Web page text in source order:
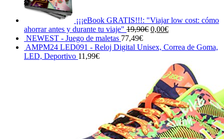
40,50€.32,09€.
¡¡¡eBook GRATIS!!!: "Viajar low cost: cómo
ahorrar antes y durante tu viaje" 19,90€ El
original
19,90€.
0,00€El
actual
0,00€.
NEWEST - Juego de maletas 77,49€
AMPM24 LED091 - Reloj Digital Unisex, Correa de Goma,
LED, Deportivo 11,99€